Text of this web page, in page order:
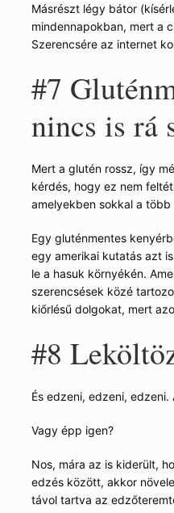
Másrészt légy bátor
mindennapokban, mert a
Szerencsére az internet
#7
nincs is rá
Mert a glutén rossz, így
kérdés, hogy ez nem
amelyekben sokkal a több
Egy gluténmentes
egy amerikai kutatás azt
le a hasuk környékén.
szerencsések közé
kiőrlésű dolgokat, mert
#8
És edzeni, edzeni,
Vagy épp igen?
Nos, mára az is kiderült,
edzés között, akkor
távol tartva az